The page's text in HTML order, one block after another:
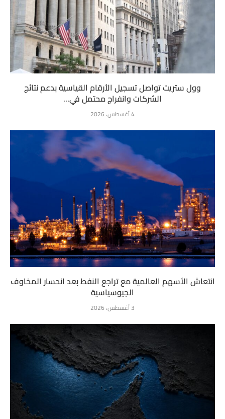
وول ستريت تواصل تسجيل الأرقام القياسية بدعم نتائج
الشركات وانفراج محتمل في...
4 أغسطس، 2026
انتعاش الأسهم العالمية مع تراجع النفط بعد انحسار المخاوف
الجيوسياسية
3 أغسطس، 2026